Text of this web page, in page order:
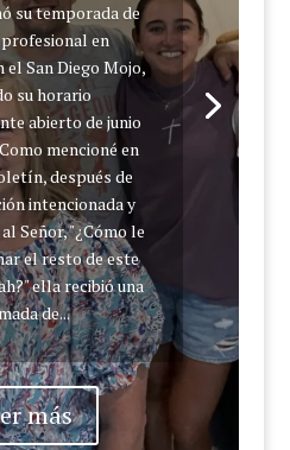
su temporada de
en
San Diego Mojo,
su horario
abierto de junio
mencioné en
después de
intencionada y
Señor, "¿Cómo le
el resto de este
ella recibió una
de...
más